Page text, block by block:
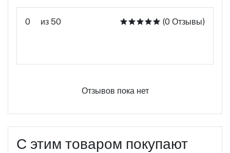
0 из 50 (0 Отзывы)
Отзывов пока нет
С этим товаром покупают